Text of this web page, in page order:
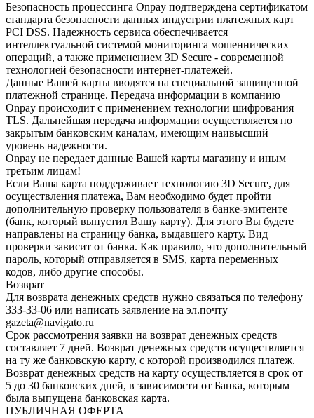
Безопасность процессинга Onpay подтверждена сертификатом
стандарта безопасности данных индустрии платежных карт
PCI DSS. Надежность сервиса обеспечивается
интеллектуальной системой мониторинга мошеннических
операций, а также применением 3D Secure - современной
технологией безопасности интернет-платежей.
Данные Вашей карты вводятся на специальной защищенной
платежной странице. Передача информации в компанию
Onpay происходит с применением технологии шифрования
TLS. Дальнейшая передача информации осуществляется по
закрытым банковским каналам, имеющим наивысший
уровень надежности.
Onpay не передает данные Вашей карты магазину и иным
третьим лицам!
Если Ваша карта поддерживает технологию 3D Secure, для
осуществления платежа, Вам необходимо будет пройти
дополнительную проверку пользователя в банке-эмитенте
(банк, который выпустил Вашу карту). Для этого Вы будете
направлены на страницу банка, выдавшего карту. Вид
проверки зависит от банка. Как правило, это дополнительный
пароль, который отправляется в SMS, карта переменных
кодов, либо другие способы.
Возврат
Для возврата денежных средств нужно связаться по телефону
333-33-06 или написать заявление на эл.почту
gazeta@navigato.ru
Срок рассмотрения заявки на возврат денежных средств
составляет 7 дней. Возврат денежных средств осуществляется
на ту же банковскую карту, с которой производился платеж.
Возврат денежных средств на карту осуществляется в срок от
5 до 30 банковских дней, в зависимости от Банка, которым
была выпущена банковская карта.
ПУБЛИЧНАЯ ОФЕРТА